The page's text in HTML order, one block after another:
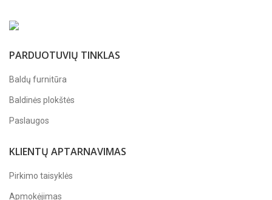
PARDUOTUVIŲ TINKLAS
Baldų furnitūra
Baldinės plokštės
Paslaugos
KLIENTŲ APTARNAVIMAS
Pirkimo taisyklės
Apmokėjimas